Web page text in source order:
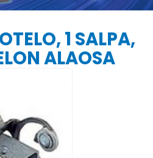
1 SALPA,
ALAOSA